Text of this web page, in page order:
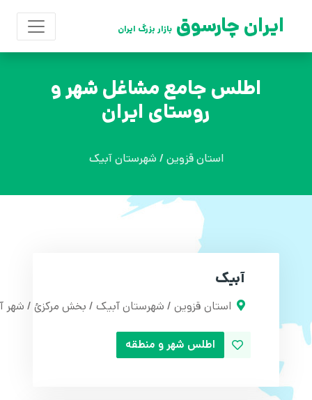
ایران چارسوق بازار بزرگ ایران
اطلس جامع مشاغل شهر و
روستای ایران
استان قزوین / شهرستان آبیک
آبیک
استان قزوین / شهرستان آبیک / بخش مرکزئ / شهر
اطلس شهر و منطقه